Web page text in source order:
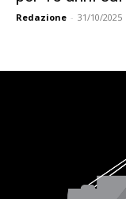
Redazione - 31/10/2025